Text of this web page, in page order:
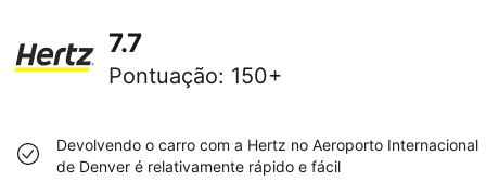
7.7
Pontuação: 150+
Devolvendo o carro com a Hertz no Aeroporto Internacional
de Denver é relativamente rápido e fácil